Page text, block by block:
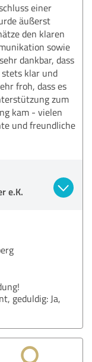
einer
äußerst
den klaren
sowie
dankbar, dass
klar und
froh, dass es
zum
kam - vielen
und freundliche
e.K.
geduldig: Ja,